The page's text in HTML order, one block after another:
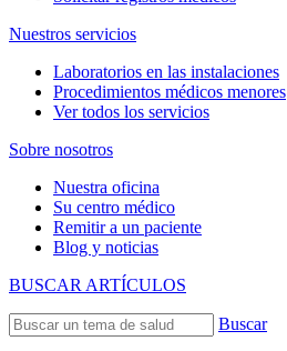
Nuestros servicios
Laboratorios en las instalaciones
Procedimientos médicos menores
Ver todos los servicios
Sobre nosotros
Nuestra oficina
Su centro médico
Remitir a un paciente
Blog y noticias
BUSCAR ARTÍCULOS
Buscar